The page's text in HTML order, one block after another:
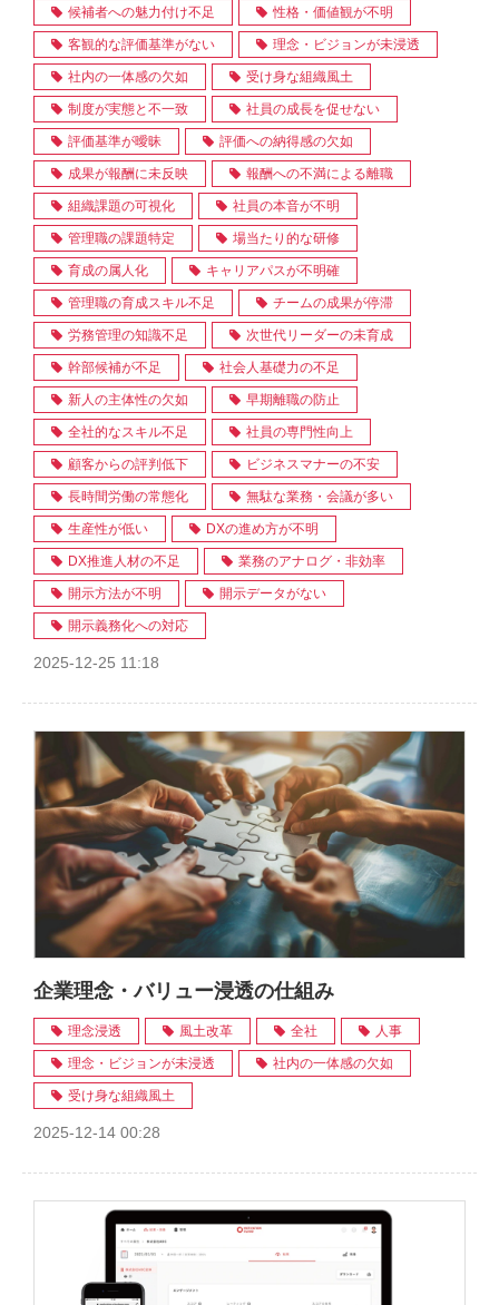
候補者への魅力付け不足 性格・価値観が不明
客観的な評価基準がない 理念・ビジョンが未浸透
社内の一体感の欠如 受け身な組織風土
制度が実態と不一致 社員の成長を促せない
評価基準が曖昧 評価への納得感の欠如
成果が報酬に未反映 報酬への不満による離職
組織課題の可視化 社員の本音が不明
管理職の課題特定 場当たり的な研修
育成の属人化 キャリアパスが不明確
管理職の育成スキル不足 チームの成果が停滞
労務管理の知識不足 次世代リーダーの未育成
幹部候補が不足 社会人基礎力の不足
新人の主体性の欠如 早期離職の防止
全社的なスキル不足 社員の専門性向上
顧客からの評判低下 ビジネスマナーの不安
長時間労働の常態化 無駄な業務・会議が多い
生産性が低い DXの進め方が不明
DX推進人材の不足 業務のアナログ・非効率
開示方法が不明 開示データがない
開示義務化への対応
2025-12-25 11:18
企業理念・バリュー浸透の仕組み
理念浸透 風土改革 全社 人事
理念・ビジョンが未浸透 社内の一体感の欠如
受け身な組織風土
2025-12-14 00:28